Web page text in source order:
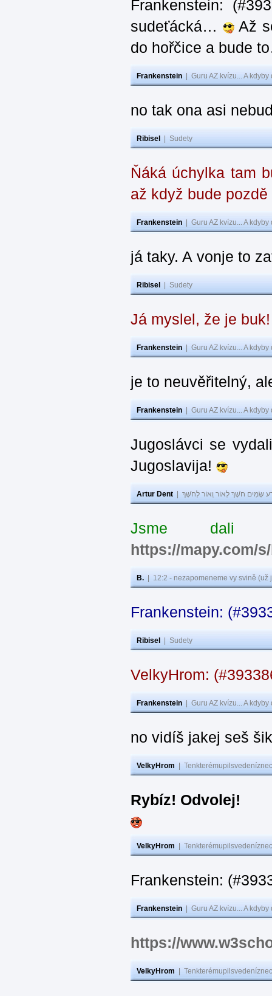
Frankenstein:
sudeťácká…
Až
do hořčice a bude
Frankenstein Guru AZ kvízu... A
no tak ona asi
Ribisel Sudety
Ňáká úchylka tam
až když bude pozdě
Frankenstein Guru AZ kvízu... A
já taky. A vonje to
Ribisel Sudety
Já myslel, že je
Frankenstein Guru AZ kvízu... A
je to neuvěřitelný,
Frankenstein Guru AZ kvízu... A
Jugoslávci se
Jugoslavija!
Artur Dent שָׂמִים חֹשֶׁךְ לְאוֹר וְאוֹר לְחֹשֶׁךְ
Jsme dali
https://mapy.com/
B. 12:2 - nezapomeneme vy svině
Frankenstein:
Ribisel Sudety
VelkyHrom:
Frankenstein Guru AZ kvízu... A
no vidíš jakej seš
VelkyHrom
Rybíz! Odvolej!
VelkyHrom
Frankenstein:
Frankenstein Guru AZ kvízu... A
https://
VelkyHrom